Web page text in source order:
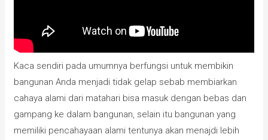
Kaca sendiri pada umumnya berfungsi untuk membikin
bangunan Anda menjadi tidak gelap sebab membiarkan
cahaya alami dari matahari bisa masuk dengan bebas dan
gampang ke dalam bangunan, selain itu bangunan yang
memiliki pencahayaan alami tentunya akan menajdi lebih